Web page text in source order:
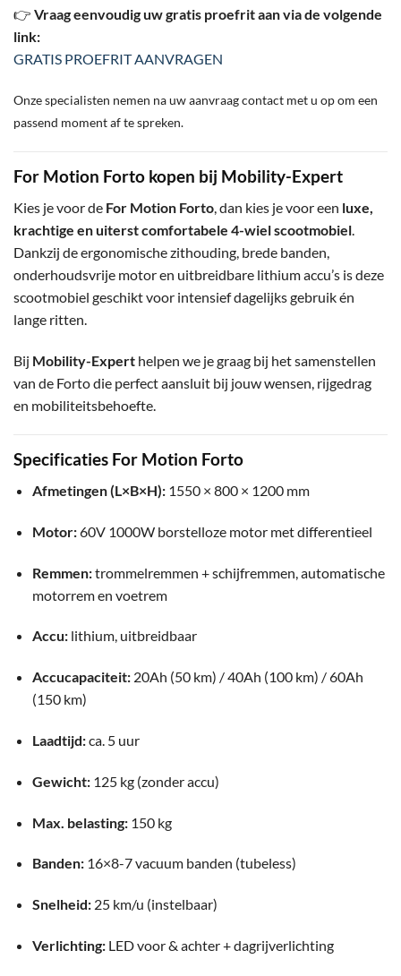
👉 Vraag eenvoudig uw gratis proefrit aan via de volgende
link:
GRATIS PROEFRIT AANVRAGEN
Onze specialisten nemen na uw aanvraag contact met u op om een
passend moment af te spreken.
For Motion Forto kopen bij Mobility-Expert
Kies je voor de For Motion Forto, dan kies je voor een luxe,
krachtige en uiterst comfortabele 4-wiel scootmobiel.
Dankzij de ergonomische zithouding, brede banden,
onderhoudsvrije motor en uitbreidbare lithium accu’s is deze
scootmobiel geschikt voor intensief dagelijks gebruik én
lange ritten.
Bij Mobility-Expert helpen we je graag bij het samenstellen
van de Forto die perfect aansluit bij jouw wensen, rijgedrag
en mobiliteitsbehoefte.
Specificaties For Motion Forto
Afmetingen (L×B×H):1550 × 800 × 1200 mm
Motor:60V 1000W borstelloze motor met differentieel
Remmen:trommelremmen + schijfremmen, automatische
motorrem en voetrem
Accu:lithium, uitbreidbaar
Accucapaciteit:20Ah (50 km) / 40Ah (100 km) / 60Ah
(150 km)
Laadtijd:ca. 5 uur
Gewicht:125 kg (zonder accu)
Max. belasting:150 kg
Banden:16×8-7 vacuum banden (tubeless)
Snelheid:25 km/u (instelbaar)
Verlichting:LED voor & achter + dagrijverlichting